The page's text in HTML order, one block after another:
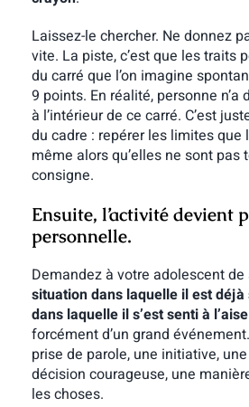
Laissez-le chercher. Ne donnez
vite. La piste, c’est que les traits
du carré que l’on imagine
9 points. En réalité, personne n’a
à l’intérieur de ce carré. C’est
du cadre : repérer les limites que
même alors qu’elles ne sont pas
consigne.
Ensuite, l’activité devient
personnelle.
Demandez à votre adolescent de
situation dans laquelle il est
dans laquelle il s’est senti à l’aise
forcément d’un grand
prise de parole, une initiative,
décision courageuse, une
les choses.